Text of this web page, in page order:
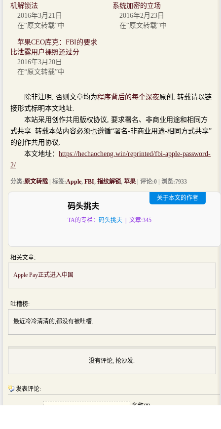
机解锁法
2016年3月21日
在“原文转载”中
系统加密的立场
2016年2月23日
在“原文转载”中
苹果CEO库克：FBI的要求
比泄露用户裸照还过分
2016年3月20日
在“原文转载”中
除非注明, 否则文章均为程序背后的每个深夜原创, 转载请以链
接形式标明本文地址.
本站采用创作共用版权协议, 要求署名、非商业用途和相同方
式共享. 转载本站内容必须也遵循“署名-非商业用途-相同方式共享”
的创作共用协议.
本文地址： https://hechaocheng.win/reprinted/fbi-apple-password-
2/
分类:原文转载 | 标签:Apple, FBI, 指纹解锁, 苹果 | 评论:0 | 浏览:7933
码头挑夫
TA的专栏： 码头挑夫 | 文章:345
关于本文的作者
相关文章:
Apple Pay正式进入中国
吐槽榜:
最近冷冷清清的,都没有被吐槽.
没有评论, 抢沙发.
发表评论:
名称(*)